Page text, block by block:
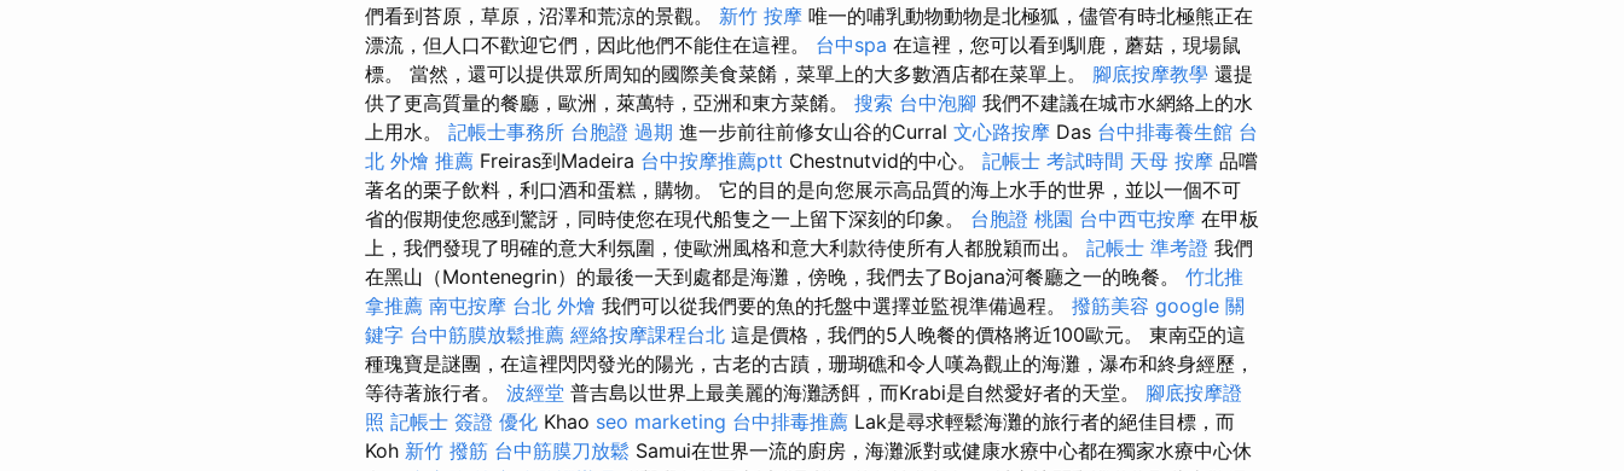
們看到苔原，草原，沼澤和荒涼的景觀。 新竹 按摩 唯一的哺乳動物動物是北極狐，儘管有時北極熊正在
漂流，但人口不歡迎它們，因此他們不能住在這裡。 台中spa 在這裡，您可以看到馴鹿，蘑菇，現場鼠
標。 當然，還可以提供眾所周知的國際美食菜餚，菜單上的大多數酒店都在菜單上。 腳底按摩教學 還提
供了更高質量的餐廳，歐洲，萊萬特，亞洲和東方菜餚。 搜索 台中泡腳 我們不建議在城市水網絡上的水
上用水。 記帳士事務所 台胞證 過期 進一步前往前修女山谷的Curral 文心路按摩 Das 台中排毒養生館 台
北 外燴 推薦 Freiras到Madeira 台中按摩推薦ptt Chestnutvid的中心。 記帳士 考試時間 天母 按摩 品嚐
著名的栗子飲料，利口酒和蛋糕，購物。 它的目的是向您展示高品質的海上水手的世界，並以一個不可
省的假期使您感到驚訝，同時使您在現代船隻之一上留下深刻的印象。 台胞證 桃園 台中西屯按摩 在甲板
上，我們發現了明確的意大利氛圍，使歐洲風格和意大利款待使所有人都脫穎而出。 記帳士 準考證 我們
在黑山（Montenegrin）的最後一天到處都是海灘，傍晚，我們去了Bojana河餐廳之一的晚餐。 竹北推
拿推薦 南屯按摩 台北 外燴 我們可以從我們要的魚的托盤中選擇並監視準備過程。 撥筋美容 google 關
鍵字 台中筋膜放鬆推薦 經絡按摩課程台北 這是價格，我們的5人晚餐的價格將近100歐元。 東南亞的這
種瑰寶是謎團，在這裡閃閃發光的陽光，古老的古蹟，珊瑚礁和令人嘆為觀止的海灘，瀑布和終身經歷，
等待著旅行者。 波經堂 普吉島以世界上最美麗的海灘誘餌，而Krabi是自然愛好者的天堂。 腳底按摩證
照 記帳士 簽證 優化 Khao seo marketing 台中排毒推薦 Lak是尋求輕鬆海灘的旅行者的絕佳目標，而
Koh 新竹 撥筋 台中筋膜刀放鬆 Samui在世界一流的廚房，海灘派對或健康水療中心都在獨家水療中心休